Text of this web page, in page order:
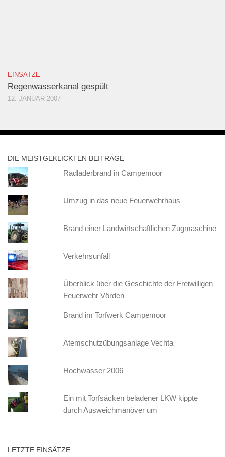
EINSÄTZE
Regenwasserkanal gespült
12. JANUAR 2007
DIE MEISTGEKLICKTEN BEITRÄGE
Radladerbrand in Campemoor
Umzug in das neue Feuerwehrhaus
Brand einer Landwirtschaftlichen Zugmaschine
Verkehrsunfall
Überblick über die Geschichte der Freiwilligen
Feuerwehr Vörden
Brand im Torfwerk Campemoor
Atemschutzübungsanlage Vechta
Hochwasser 2006
Ein mit Torfsäcken beladener LKW kippte
durch Ausweichmanöver um
LETZTE EINSÄTZE